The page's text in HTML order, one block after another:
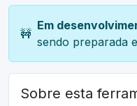
🚧
Em
sendo preparada
Sobre esta